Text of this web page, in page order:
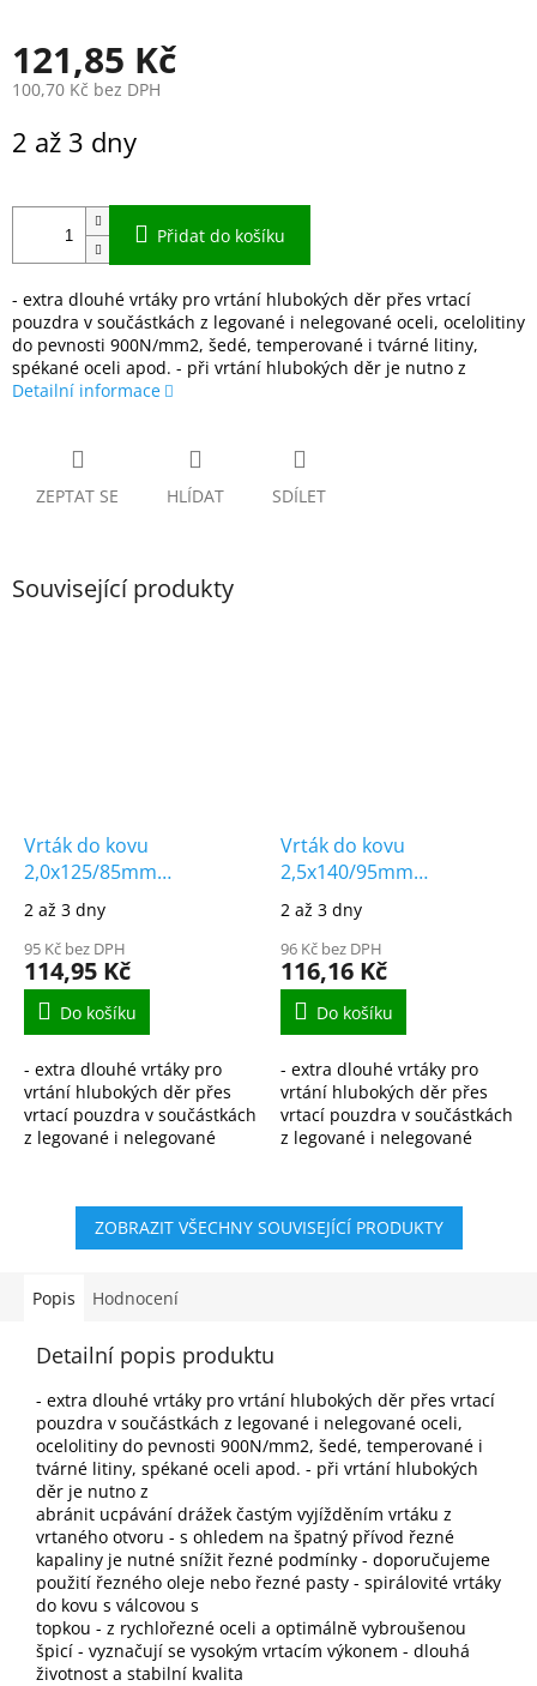
121,85 Kč
100,70 Kč bez DPH
cena:
2 až 3 dny
Přidat do košíku
- extra dlouhé vrtáky pro vrtání hlubokých děr přes vrtací
pouzdra v součástkách z legované i nelegované oceli, ocelolitiny
do pevnosti 900N/mm2, šedé, temperované i tvárné litiny,
spékané oceli apod. - při vrtání hlubokých děr je nutno z
Detailní informace
ZEPTAT SE HLÍDAT SDÍLET
Související produkty
Vrták do kovu
2,0x125/85mm
vybrušovaný extra
dlouhý HSS-G DIN1869/1
2 až 3 dny
95 Kč bez DPH
114,95 Kč
Do košíku
- extra dlouhé vrtáky pro
vrtání hlubokých děr přes
vrtací pouzdra v součástkách
z legované i nelegované
temperované i tvárné...
Vrták do kovu
2,5x140/95mm
vybrušovaný extra
dlouhý HSS-G DIN1869/1
2 až 3 dny
96 Kč bez DPH
116,16 Kč
Do košíku
- extra dlouhé vrtáky pro
vrtání hlubokých děr přes
vrtací pouzdra v součástkách
z legované i nelegované
temperované i tvárné...
ZOBRAZIT VŠECHNY SOUVISEJÍCÍ PRODUKTY
Popis Hodnocení
Detailní popis produktu
- extra dlouhé vrtáky pro vrtání hlubokých děr přes vrtací
pouzdra v součástkách z legované i nelegované oceli,
ocelolitiny do pevnosti 900N/mm2, šedé, temperované i
tvárné litiny, spékané oceli apod. - při vrtání hlubokých
děr je nutno z
abránit ucpávání drážek častým vyjížděním vrtáku z
vrtaného otvoru - s ohledem na špatný přívod řezné
kapaliny je nutné snížit řezné podmínky - doporučujeme
použití řezného oleje nebo řezné pasty - spirálovité vrtáky
do kovu s válcovou s
topkou - z rychlořezné oceli a optimálně vybroušenou
špicí - vyznačují se vysokým vrtacím výkonem - dlouhá
životnost a stabilní kvalita